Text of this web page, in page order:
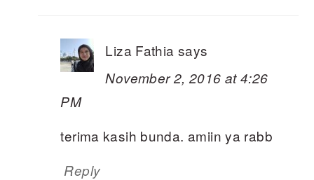
Liza Fathia says
November 2, 2016 at 4:26
PM
terima kasih bunda. amiin ya rabb
Reply